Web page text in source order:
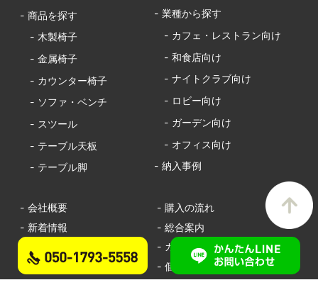
- 商品を探す
- 木製椅子
- 金属椅子
- カウンター椅子
- ソファ・ベンチ
- スツール
- テーブル天板
- テーブル脚
- 業種から探す
- カフェ・レストラン向け
- 和食店向け
- ナイトクラブ向け
- ロビー向け
- ガーデン向け
- オフィス向け
- 納入事例
- 会社概要
- 購入の流れ
- 新着情報
- 総合案内
- カンタンお見積り
- お問い合わせ
- 個人情報保護